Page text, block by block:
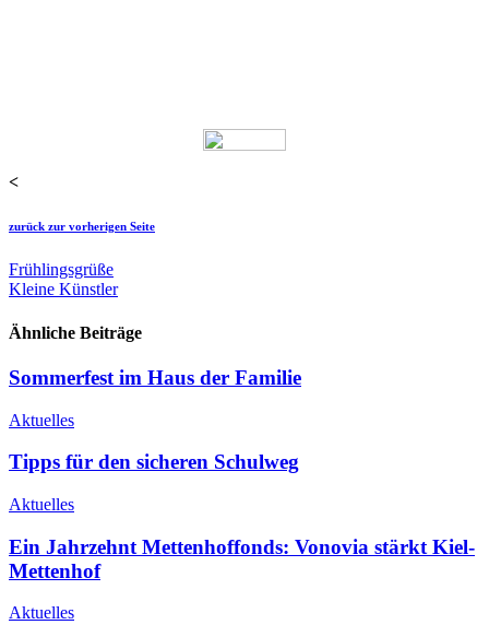
<
zurück zur vorherigen Seite
Frühlingsgrüße
Kleine Künstler
Ähnliche Beiträge
Sommerfest im Haus der Familie
Aktuelles
Tipps für den sicheren Schulweg
Aktuelles
Ein Jahrzehnt Mettenhoffonds: Vonovia stärkt Kiel-
Mettenhof
Aktuelles